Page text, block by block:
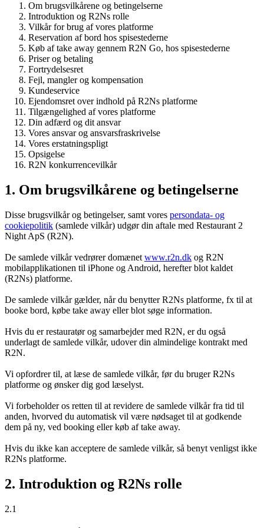
Om brugsvilkårene og betingelserne
Introduktion og R2Ns rolle
Vilkår for brug af vores platforme
Reservation af bord hos spisestederne
Køb af take away gennem R2N Go, hos spisestederne
Priser og betaling
Fortrydelsesret
Fejl, mangler og kompensation
Kundeservice
Ejendomsret over indhold på R2Ns platforme
Tilgængelighed af vores platforme
Din adfærd og dit ansvar
Vores ansvar og ansvarsfraskrivelse
Vores erstatningspligt
Opsigelse
R2N konkurrencevilkår
1. Om brugsvilkårene og betingelserne
Disse brugsvilkår og betingelser, samt vores persondata- og
cookiepolitik (samlede vilkår) udgør din aftale med Restaurant 2
Night ApS (R2N).
De samlede vilkår vedrører domænet www.r2n.dk og R2N
mobilapplikationen til iPhone og Android, herefter blot kaldet
(R2Ns) platforme.
De samlede vilkår gælder, når du benytter R2Ns platforme, fx til at
booke bord, købe take away eller blot søge information.
Hvis du er restauratør og samarbejder med R2N, er du også
underlagt de samlede vilkår, udover din almindelige kontrakt med
R2N.
Vi opfordrer til, at læse de samlede vilkår, før du bruger R2Ns
platforme og ønsker dig god læselyst.
Vi forbeholder os retten til at revidere de samlede vilkår fra tid til
anden, hvorved du automatisk vil være nødsaget til at godkende
dem på ny, ved booking eller køb af take away.
Hvis du ikke kan acceptere de samlede vilkår, så benyt venligst ikke
R2Ns platforme.
2. Introduktion og R2Ns rolle
2.1